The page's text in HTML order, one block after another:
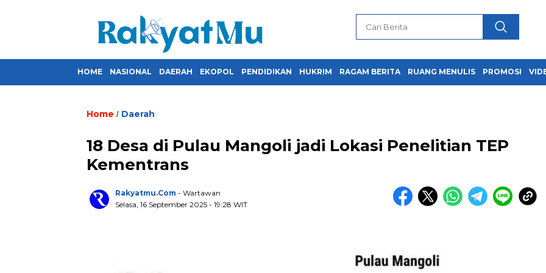
HOME NASIONAL DAERAH EKOPOL PENDIDIKAN HUKRIM RAGAM BERITA RUANG MENULIS PROMOSI
Home / Daerah
18 Desa di Pulau Mangoli jadi Lokasi Penelitian TEP
Kementrans
Rakyatmu.com - Wartawan
Selasa, 16 September 2025 - 19:28 WIT